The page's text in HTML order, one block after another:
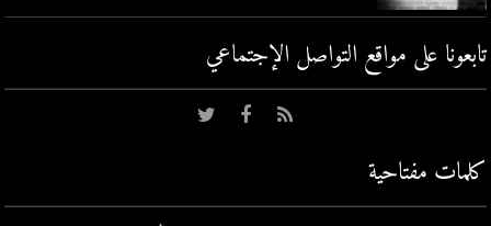
تابعونا على مواقع التواصل اﻹجتماعي
كلمات مفتاحية